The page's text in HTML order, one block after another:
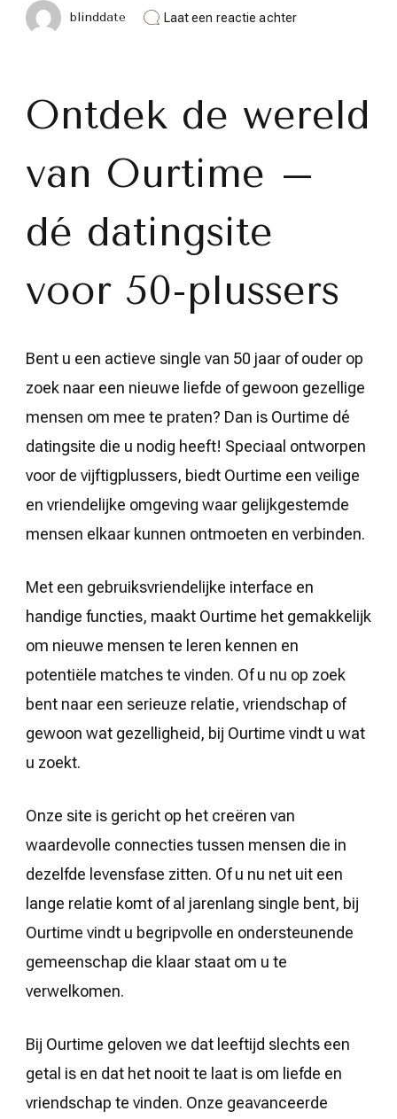
blinddate Laat een reactie achterop
Dé
Datingsite
plussers
Ontdek de wereld
van Ourtime –
dé datingsite
voor 50-plussers
Bent u een actieve single van 50 jaar of ouder op
zoek naar een nieuwe liefde of gewoon gezellige
mensen om mee te praten? Dan is Ourtime dé
datingsite die u nodig heeft! Speciaal ontworpen
voor de vijftigplussers, biedt Ourtime een veilige
en vriendelijke omgeving waar gelijkgestemde
mensen elkaar kunnen ontmoeten en verbinden.
Met een gebruiksvriendelijke interface en
handige functies, maakt Ourtime het gemakkelijk
om nieuwe mensen te leren kennen en
potentiële matches te vinden. Of u nu op zoek
bent naar een serieuze relatie, vriendschap of
gewoon wat gezelligheid, bij Ourtime vindt u wat
u zoekt.
Onze site is gericht op het creëren van
waardevolle connecties tussen mensen die in
dezelfde levensfase zitten. Of u nu net uit een
lange relatie komt of al jarenlang single bent, bij
Ourtime vindt u begripvolle en ondersteunende
gemeenschap die klaar staat om u te
verwelkomen.
Bij Ourtime geloven we dat leeftijd slechts een
getal is en dat het nooit te laat is om liefde en
vriendschap te vinden. Onze geavanceerde